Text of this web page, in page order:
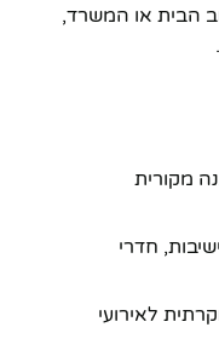
הבית או המשרד,
מקורית
חדרי
לאירועי